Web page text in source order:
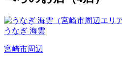
うなぎ 海雲
宮崎市周辺